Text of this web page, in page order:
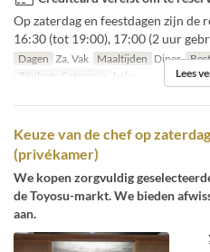
Op zaterdag en feestdagen zijn de
16:30 (tot 19:00), 17:00 (2 uur
Dagen Za, Vak Maaltijden Diner
Zitplaats Categorie
balie Lees
Keuze van de chef op
(privékamer)
We kopen zorgvuldig
de Toyosu-markt. We bieden
aan.